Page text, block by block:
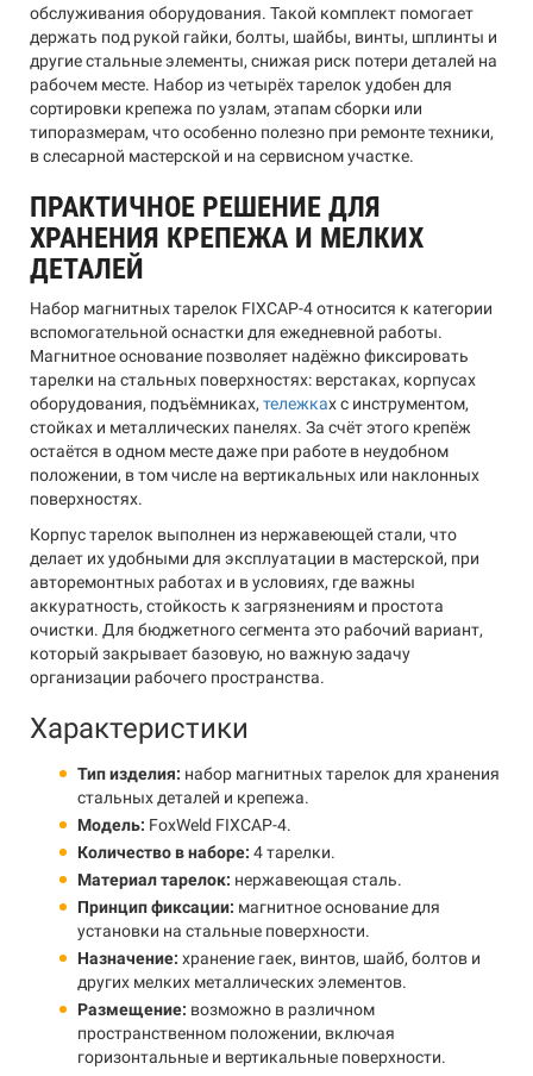
обслуживания оборудования. Такой комплект помогает
держать под рукой гайки, болты, шайбы, винты, шплинты и
другие стальные элементы, снижая риск потери деталей на
рабочем месте. Набор из четырёх тарелок удобен для
сортировки крепежа по узлам, этапам сборки или
типоразмерам, что особенно полезно при ремонте техники,
в слесарной мастерской и на сервисном участке.
ПРАКТИЧНОЕ РЕШЕНИЕ ДЛЯ
ХРАНЕНИЯ КРЕПЕЖА И МЕЛКИХ
ДЕТАЛЕЙ
Набор магнитных тарелок FIXCAP-4 относится к категории
вспомогательной оснастки для ежедневной работы.
Магнитное основание позволяет надёжно фиксировать
тарелки на стальных поверхностях: верстаках, корпусах
оборудования, подъёмниках, тележках с инструментом,
стойках и металлических панелях. За счёт этого крепёж
остаётся в одном месте даже при работе в неудобном
положении, в том числе на вертикальных или наклонных
поверхностях.
Корпус тарелок выполнен из нержавеющей стали, что
делает их удобными для эксплуатации в мастерской, при
авторемонтных работах и в условиях, где важны
аккуратность, стойкость к загрязнениям и простота
очистки. Для бюджетного сегмента это рабочий вариант,
который закрывает базовую, но важную задачу
организации рабочего пространства.
Характеристики
Тип изделия: набор магнитных тарелок для хранения
стальных деталей и крепежа.
Модель: FoxWeld FIXCAP-4.
Количество в наборе: 4 тарелки.
Материал тарелок: нержавеющая сталь.
Принцип фиксации: магнитное основание для
установки на стальные поверхности.
Назначение: хранение гаек, винтов, шайб, болтов и
других мелких металлических элементов.
Размещение: возможно в различном
пространственном положении, включая
горизонтальные и вертикальные поверхности.